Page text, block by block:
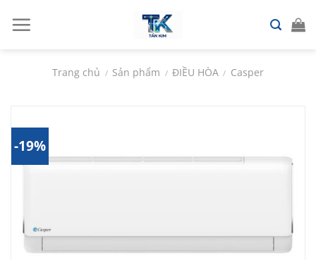
đến
Trang chủ / Sản phẩm / ĐIỀU HÒA / Casper
-19%